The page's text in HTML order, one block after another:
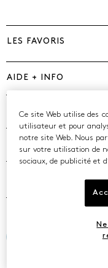
LES FAVORIS
AIDE + INFO
MARQUES
Ce site Web utilise des
utilisateur et pour
notre site Web. Nous
sur votre utilisation de
sociaux, de publicité et